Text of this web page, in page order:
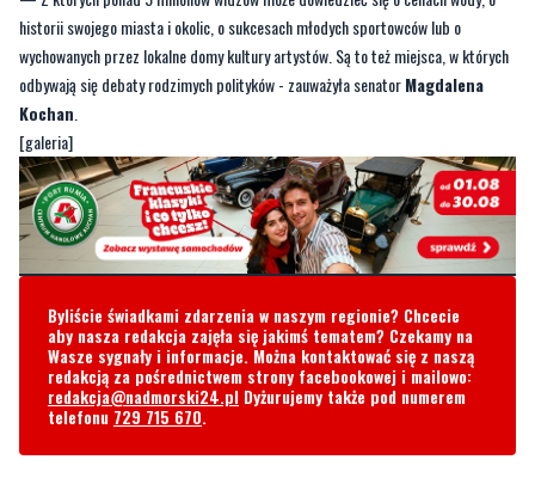
Kochan.
[galeria]
Byliście świadkami zdarzenia w naszym regionie? Chcecie
aby nasza redakcja zajęła się jakimś tematem? Czekamy na
Wasze sygnały i informacje. Można kontaktować się z naszą
redakcja@nadmorski24.plDyżurujemy także pod numerem
telefonu729 715 670.
Komentarze